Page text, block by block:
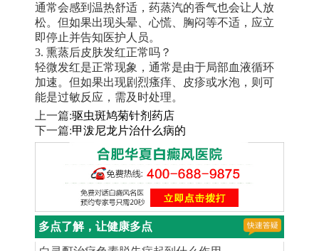
通常会感到温热舒适，药蒸汽的香气也会让人放
松。但如果出现头晕、心慌、胸闷等不适，应立
即停止并告知医护人员。
3. 熏蒸后皮肤发红正常吗？
轻微发红是正常现象，通常是由于局部血液循环
加速。但如果出现剧烈瘙痒、皮疹或水泡，则可
能是过敏反应，需及时处理。
上一篇:驱虫斑鸠菊针剂药店
下一篇:甲泼尼龙片治什么病的
多点了解，让健康多点